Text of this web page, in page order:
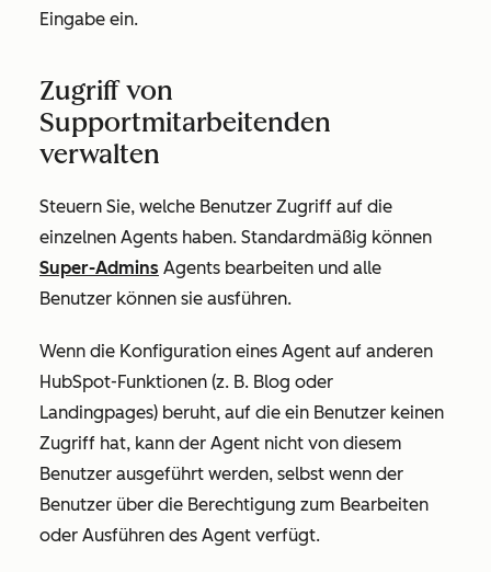
Eingabe ein.
Zugriff von
Supportmitarbeitenden
verwalten
Steuern Sie, welche Benutzer Zugriff auf die
einzelnen Agents haben. Standardmäßig können
Super-Admins Agents bearbeiten und alle
Benutzer können sie ausführen.
Wenn die Konfiguration eines Agent auf anderen
HubSpot-Funktionen (z. B. Blog oder
Landingpages) beruht, auf die ein Benutzer keinen
Zugriff hat, kann der Agent nicht von diesem
Benutzer ausgeführt werden, selbst wenn der
Benutzer über die Berechtigung zum Bearbeiten
oder Ausführen des Agent verfügt.